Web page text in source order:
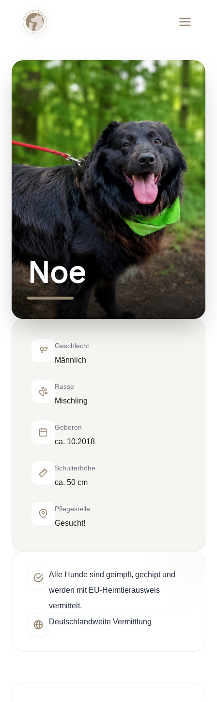
Noe
Geschlecht
Männlich
Rasse
Mischling
Geboren
ca. 10.2018
Schulterhöhe
ca. 50 cm
Pflegestelle
Gesucht!
Alle Hunde sind geimpft, gechipt und
werden mit EU-Heimtierausweis
vermittelt.
Deutschlandweite Vermittlung